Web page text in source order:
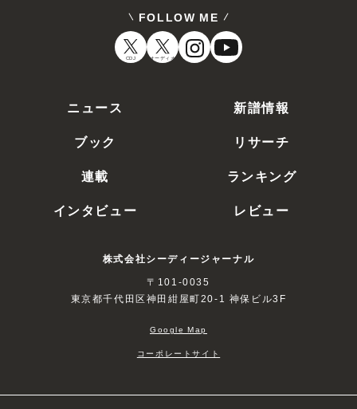
FOLLOW ME
CDJ オーディオ
ニュース
新譜情報
ブック
リサーチ
連載
ランキング
インタビュー
レビュー
株式会社シーディージャーナル
〒101-0035
東京都千代田区神田紺屋町20-1 神保ビル3F
Google Map
コーポレートサイト